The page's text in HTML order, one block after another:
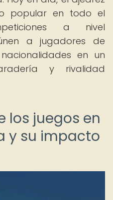
popular en todo el
a nivel
a jugadores de
en un
y rivalidad
los juegos en
y su impacto